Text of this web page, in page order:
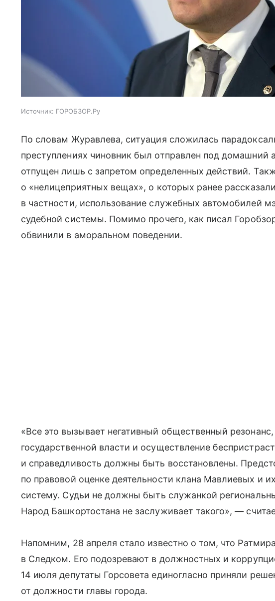
Источник: ГОРОБЗОР.Ру
По словам Журавлева, ситуация сложилась
преступлениях чиновник был отправлен под домашний
отпущен лишь с запретом определенных действий.
о «нелицеприятных вещах», о которых ранее
в частности, использование служебных автомобилей
судебной системы. Помимо прочего, как писал
обвинили в аморальном поведении.
«Все это вызывает негативный общественный
государственной власти и осуществление
и справедливость должны быть восстановлены.
по правовой оценке деятельности клана Мавлиевых и
систему. Судьи не должны быть служанкой
Народ Башкортостана не заслуживает такого», —
Напомним, 28 апреля стало известно о том, что
в Следком. Его подозревают в должностных и
14 июля депутаты Горсовета единогласно приняли
от должности главы города.